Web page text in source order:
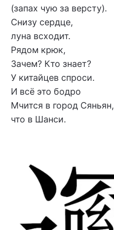
(запах чую за версту).
Снизу сердце,
луна всходит.
Рядом крюк,
Зачем? Кто знает?
У китайцев спроси.
И всё это бодро
Мчится в город Сяньян,
что в Шанси.